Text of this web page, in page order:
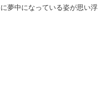
夢中になっている姿が思い浮